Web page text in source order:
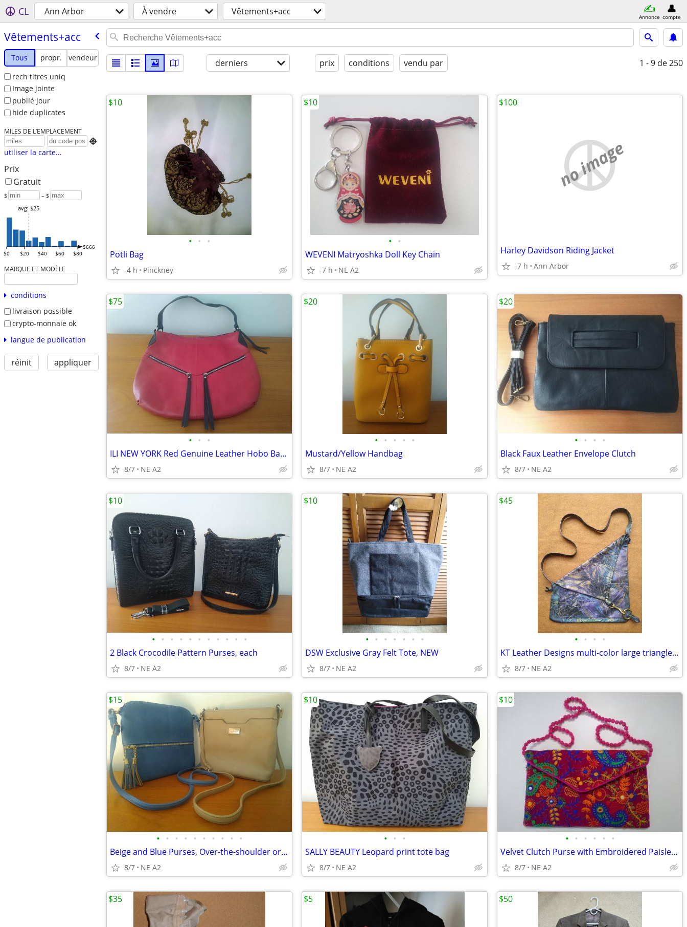
CL Ann Arbor À vendre Vêtements+acc Annonce compte
Vêtements+acc
Tous propr.
vendeur
rech titres uniq
Image jointe
publié jour
hide duplicates
MILES DE L’EMPLACEMENT

utiliser la carte...
Prix
Gratuit
$ – $
$0 $20 $40 $60 $80
$666
avg: $25
MARQUE ET MODÈLE
conditions
livraison possible
crypto-monnaie ok
langue de publication
réinit appliquer
derniers prix conditions vendu par 1 - 9 de 250
• • •
Potli Bag
-4 h Pinckney
$10
• •
WEVENI Matryoshka Doll Key Chain
-7 h NE A2
$10
no image
Harley Davidson Riding Jacket
-7 h Ann Arbor
$100
• • •
ILI NEW YORK Red Genuine Leather Hobo Bag with Black Leather Strap
8/7 NE A2
$75
• • • • •
Mustard/Yellow Handbag
8/7 NE A2
$20
• • • •
Black Faux Leather Envelope Clutch
8/7 NE A2
$20
• • • • • • • • • • •
2 Black Crocodile Pattern Purses, each
8/7 NE A2
$10
• • • • • • •
DSW Exclusive Gray Felt Tote, NEW
8/7 NE A2
$10
• • • •
KT Leather Designs multi-color large triangle bag
8/7 NE A2
$45
• • • • • • • • • •
Beige and Blue Purses, Over-the-shoulder or Cross-body, each $10, both
8/7 NE A2
$15
• • •
SALLY BEAUTY Leopard print tote bag
8/7 NE A2
$10
• • • • • •
Velvet Clutch Purse with Embroidered Paisleys and Mirrors
8/7 NE A2
$10
$35 $5 $50